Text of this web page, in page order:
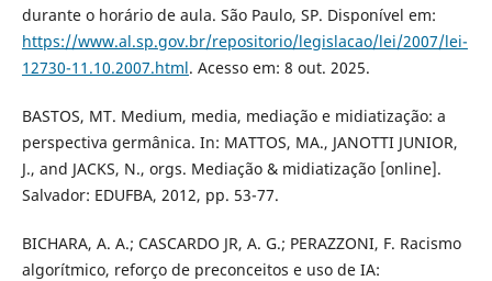
durante o horário de aula. São Paulo, SP. Disponível em:
https://www.al.sp.gov.br/repositorio/legislacao/lei/2007/lei-
12730-11.10.2007.html. Acesso em: 8 out. 2025.
BASTOS, MT. Medium, media, mediação e midiatização: a
perspectiva germânica. In: MATTOS, MA., JANOTTI JUNIOR,
J., and JACKS, N., orgs. Mediação & midiatização [online].
Salvador: EDUFBA, 2012, pp. 53-77.
BICHARA, A. A.; CASCARDO JR, A. G.; PERAZZONI, F. Racismo
algorítmico, reforço de preconceitos e uso de IA: